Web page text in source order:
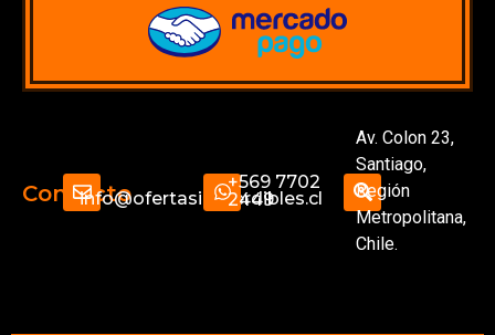
Contactoinfo@ofertasimperdibles.cl
+569 7702
2449
Av. Colon 23,
Santiago,
Región
Metropolitana,
Chile.